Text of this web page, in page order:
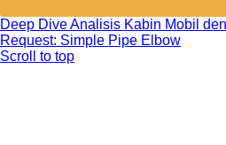
Deep Dive Analisis Kabin Mobil
Request: Simple Pipe Elbow
Scroll to top